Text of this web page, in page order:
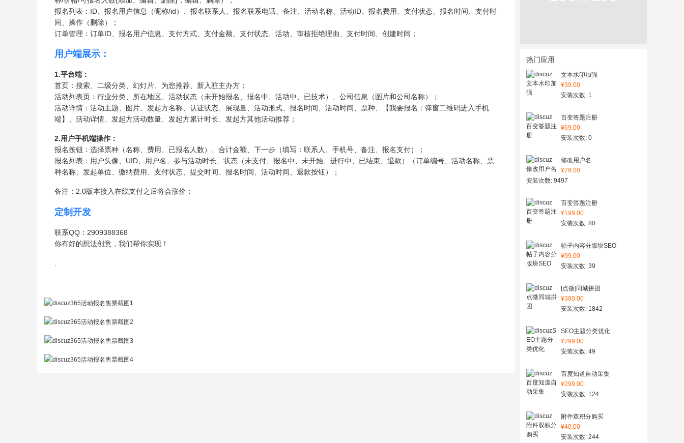
热门应用
文本水印加强
¥39.00
安装次数: 1
百变答题注册
¥69.00
安装次数: 0
修改用户名
¥79.00
安装次数: 9497
百变答题注册
¥199.00
安装次数: 80
帖子内容分版块SEO
¥99.00
安装次数: 39
[点微]同城拼团
¥380.00
安装次数: 1842
SEO主题分类优化
¥299.00
安装次数: 49
百度知道自动采集
¥299.00
安装次数: 124
附件双积分购买
¥40.00
安装次数: 244
报名列表：ID、报名用户信息（昵称/id）、报名联系人、报名联系电话、备注、活动名称、活动ID、报名费用、支付状态、报名时间、支付时
间、操作（删除）；
订单管理：订单ID、报名用户信息、支付方式、支付金额、支付状态、活动、审核拒绝理由、支付时间、创建时间；
用户端展示：
1.平台端：
首页：搜索、二级分类、幻灯片、为您推荐、新入驻主办方；
活动列表页：行业分类、所在地区、活动状态（未开始报名、报名中、活动中、已技术）、公司信息（图片和公司名称）；
活动详情：活动主题、图片、发起方名称、认证状态、展现量、活动形式、报名时间、活动时间、票种、【我要报名：弹窗二维码进入手机
端】、活动详情、发起方活动数量、发起方累计时长、发起方其他活动推荐；
2.用户手机端操作：
报名按钮：选择票种（名称、费用、已报名人数）、合计金额、下一步（填写：联系人、手机号、备注、报名支付）；
报名列表：用户头像、UID、用户名、参与活动时长、状态（未支付、报名中、未开始、进行中、已结束、退款）（订单编号、活动名称、票
种名称、发起单位、缴纳费用、支付状态、提交时间、报名时间、活动时间、退款按钮）；
备注：2.0版本接入在线支付之后将会涨价；
定制开发
联系QQ：2909388368
你有好的想法创意，我们帮你实现！